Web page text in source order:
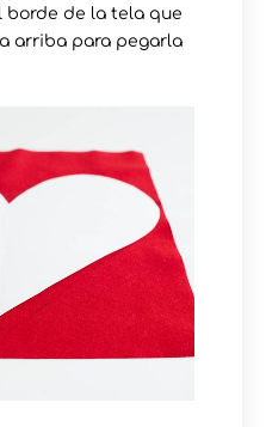
borde de la tela que
arriba para pegarla